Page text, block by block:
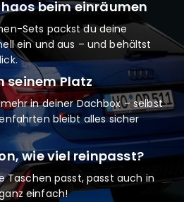
beim einräumen
Sets packst du deine
ein und aus – und behältst
seinem Platz
in deiner Dachbox – selbst
bleibt alles sicher
wie viel reinpasst?
Taschen passt, passt auch in
einfach!